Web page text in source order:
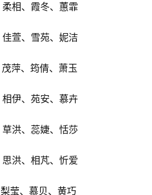
相、霞冬、蕙霏
萱、雪苑、妮洁
萍、筠倩、萧玉
伊、苑安、慕卉
洪、蕊婕、恬莎
洪、相芃、忻爱
莹、慕贝、黄巧